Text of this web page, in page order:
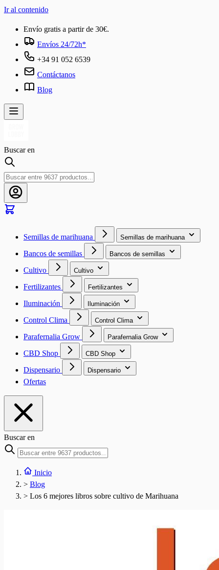
Ir al contenido
Envío gratis a partir de 30€.
Envíos 24/72h*
+34 91 052 6539
Contáctanos
Blog
Buscar en
Semillas de marihuana Semillas de marihuana
Bancos de semillas Bancos de semillas
Cultivo Cultivo
Fertilizantes Fertilizantes
Iluminación Iluminación
Control Clima Control Clima
Parafernalia Grow Parafernalia Grow
CBD Shop CBD Shop
Dispensario Dispensario
Ofertas
Buscar en
Inicio
> Blog
> Los 6 mejores libros sobre cultivo de Marihuana